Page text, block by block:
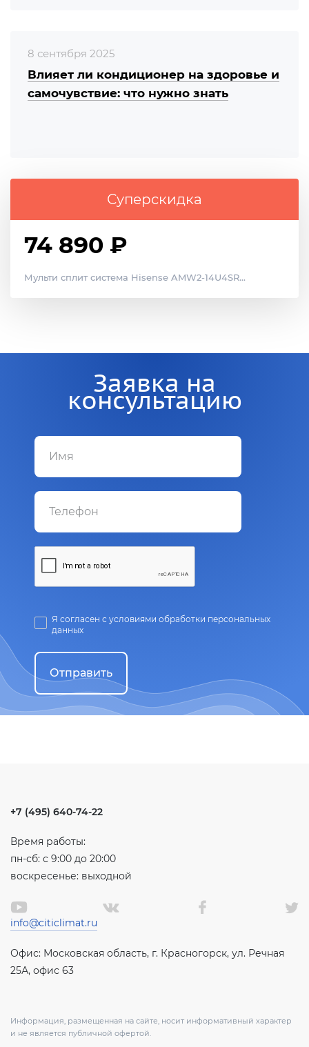
8 сентября 2025
Влияет ли кондиционер на здоровье и
самочувствие: что нужно знать
Суперскидка
74 890 ₽
Мульти сплит система Hisense AMW2-14U4SR...
Заявка на
консультацию
Я согласен с условиями обработки персональных
данных
Отправить
+7 (495) 640-74-22
Время работы:
пн-сб: с 9:00 до 20:00
воскресенье: выходной
info@citiclimat.ru
Офис: Московская область, г. Красногорск, ул. Речная
25А, офис 63
Информация, размещенная на сайте, носит информативный характер
и не является публичной офертой.